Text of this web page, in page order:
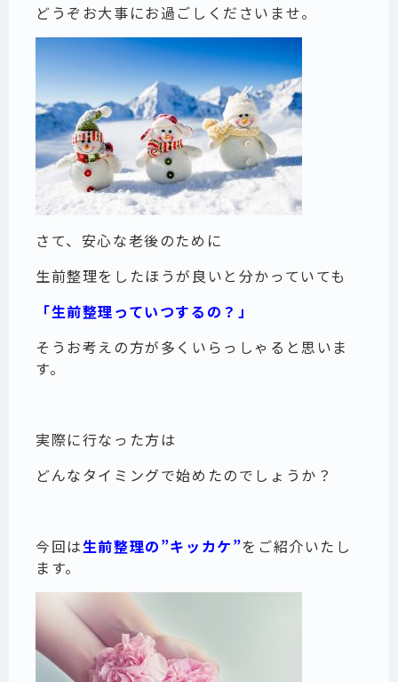
どうぞお大事にお過ごしくださいませ。
さて、安心な老後のために
生前整理をしたほうが良いと分かっていても
「生前整理っていつするの？」
そうお考えの方が多くいらっしゃると思いま
す。
実際に行なった方は
どんなタイミングで始めたのでしょうか？
今回は生前整理の”キッカケ”をご紹介いたし
ます。